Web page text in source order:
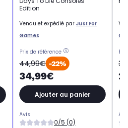
Edition
Vendu et expédié par Just For
Games
Prix de référence
44,99€ -22%
34,99€
Ajouter au panier
Avis
0/5 (0)